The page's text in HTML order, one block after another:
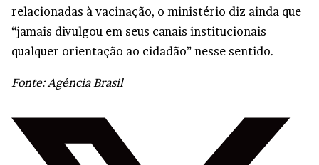
relacionadas à vacinação, o ministério diz ainda que
“jamais divulgou em seus canais institucionais
qualquer orientação ao cidadão” nesse sentido.
Fonte: Agência Brasil